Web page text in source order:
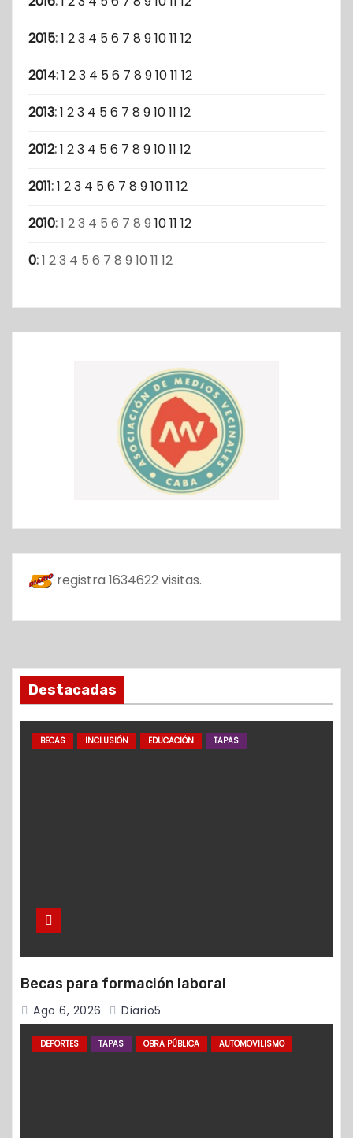
2015:1 23 4 56 7 8 91011 12
2014:1 23 4 56 7 8 91011 12
2013:1 23 4 56 7 8 91011 12
2012:1 23 4 56 7 8 91011 12
2011:1 23 4 56 7 8 91011 12
2010:1 23 4 5 6 7 8 9 1011 12
0:1 23 4 5 6 7 8 9 10 11 12
registra 1634622visitas.
Destacadas
BECAS INCLUSIÓN EDUCACIÓN TAPAS
Becas para formación laboral
Ago 6, 2026 Diario5
DEPORTES TAPAS OBRA PÚBLICA AUTOMOVILISMO